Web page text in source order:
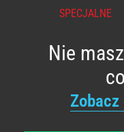
SPECJALNE
Nie